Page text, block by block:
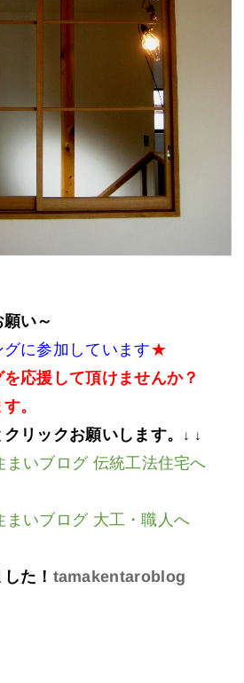
い～
に参加しています★
応援して頂けませんか？
。
リックお願いします。 ↓ ↓
した！tamakentaroblog